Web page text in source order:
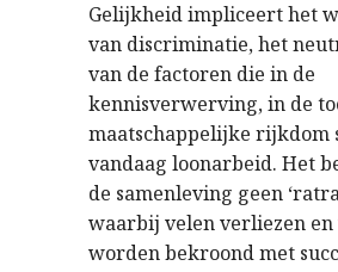
Gelijkheid impliceert het
van discriminatie, het
van de factoren die in de
kennisverwerving, in de
maatschappelijke rijkdom
vandaag loonarbeid. Het
de samenleving geen
waarbij velen verliezen
worden bekroond met